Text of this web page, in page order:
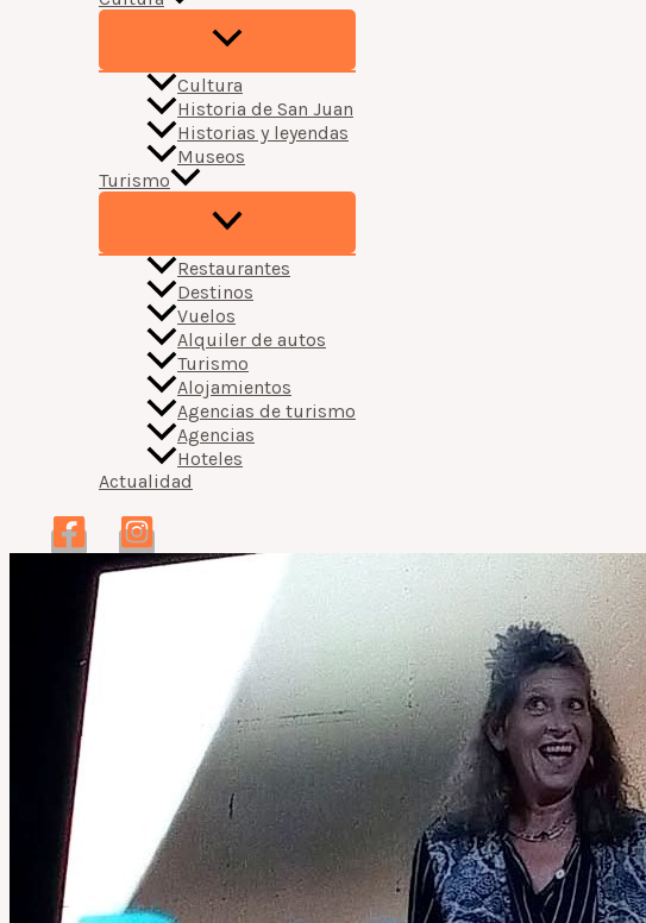
Cultura
Historia de San Juan
Historias y leyendas
Museos
Turismo
Restaurantes
Destinos
Vuelos
Alquiler de autos
Turismo
Alojamientos
Agencias de turismo
Agencias
Hoteles
Actualidad